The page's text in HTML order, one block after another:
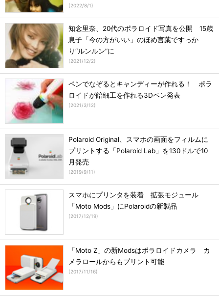
(2022/8/1)
知念里奈、20代のポラロイド写真を公開 15歳
息子「今の方がいい」のほめ言葉ですっか
り“ルンルン”に
(2021/12/2)
ペンでなぞるとキャンディーが作れる！ ポラ
ロイドが飴細工を作れる3Dペン発表
(2021/3/12)
Polaroid Original、スマホの画面をフィルムに
プリントする「Polaroid Lab」を130ドルで10
月発売
(2019/9/11)
スマホにプリンタを装着 拡張モジュール
「Moto Mods」にPolaroidの新製品
(2017/12/19)
「Moto Z」の新Modsはポラロイドカメラ カ
メラロールからもプリント可能
(2017/11/16)